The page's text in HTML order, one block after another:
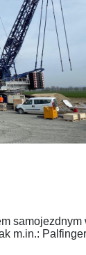
m.in.: